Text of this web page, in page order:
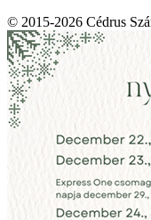
© 2015-2026 Cédrus